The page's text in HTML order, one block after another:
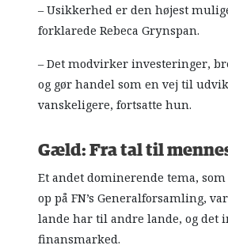
– Usikkerhed er den højest
forklarede Rebeca Grynspan.
– Det modvirker investeringer,
og gør handel som en vej til
vanskeligere, fortsatte hun.
Gæld: Fra tal til
Et andet dominerende tema, som
op på FN’s Generalforsamling,
lande har til andre lande, og det
finansmarked.